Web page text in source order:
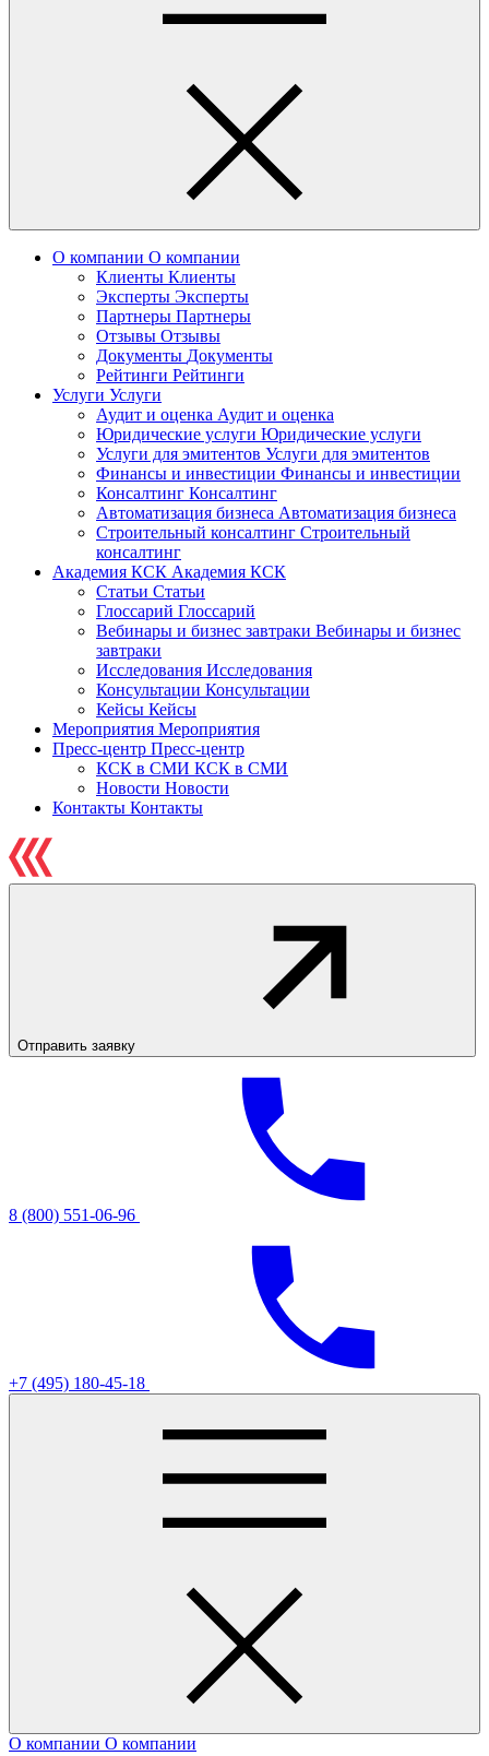
О компании О компании
Клиенты Клиенты
Эксперты Эксперты
Партнеры Партнеры
Отзывы Отзывы
Документы Документы
Рейтинги Рейтинги
Услуги Услуги
Аудит и оценка Аудит и оценка
Юридические услуги Юридические услуги
Услуги для эмитентов Услуги для эмитентов
Финансы и инвестиции Финансы и инвестиции
Консалтинг Консалтинг
Автоматизация бизнеса Автоматизация бизнеса
Строительный консалтинг Строительный
консалтинг
Академия КСК Академия КСК
Статьи Статьи
Глоссарий Глоссарий
Вебинары и бизнес завтраки Вебинары и бизнес
завтраки
Исследования Исследования
Консультации Консультации
Кейсы Кейсы
Мероприятия Мероприятия
Пресс-центр Пресс-центр
КСК в СМИ КСК в СМИ
Новости Новости
Контакты Контакты
Отправить заявку
8 (800) 551-06-96
+7 (495) 180-45-18
О компании О компании